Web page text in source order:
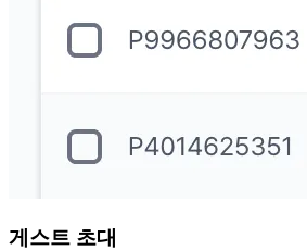
게스트 초대